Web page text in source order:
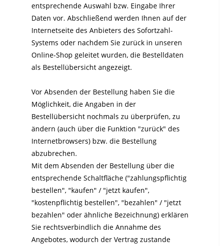
entsprechende Auswahl bzw. Eingabe Ihrer
Daten vor. Abschließend werden Ihnen auf der
Internetseite des Anbieters des Sofortzahl-
Systems oder nachdem Sie zurück in unseren
Online-Shop geleitet wurden, die Bestelldaten
als Bestellübersicht angezeigt.
Vor Absenden der Bestellung haben Sie die
Möglichkeit, die Angaben in der
Bestellübersicht nochmals zu überprüfen, zu
ändern (auch über die Funktion "zurück" des
Internetbrowsers) bzw. die Bestellung
abzubrechen.
Mit dem Absenden der Bestellung über die
entsprechende Schaltfläche ("zahlungspflichtig
bestellen", "kaufen" / "jetzt kaufen",
"kostenpflichtig bestellen", "bezahlen" / "jetzt
bezahlen" oder ähnliche Bezeichnung) erklären
Sie rechtsverbindlich die Annahme des
Angebotes, wodurch der Vertrag zustande